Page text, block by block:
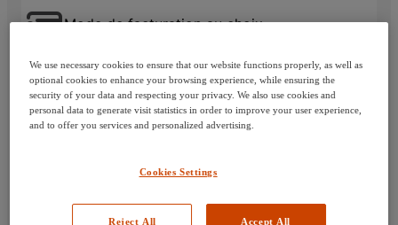
l'examen
l'examen
Mode de facturation au choix
Service client dédié
En vue de vous créer un compte, veuillez compléter
permettant de paramétrer votre moyen de
We use necessary cookies to ensure that our website functions properly, as well as
optional cookies to enhance your browsing experience, while ensuring the
security of your data and respecting your privacy. We also use cookies and
personal data to generate visit statistics in order to improve your user experience,
and to offer you services and personalized advertising.
Cookies Settings
Reject All Accept All